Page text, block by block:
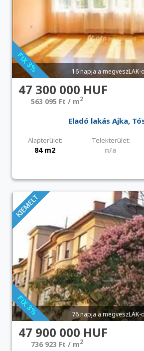
16 napja a megveszLAK-
47 300 000 HUF
563 095 Ft / m2
Eladó lakás Ajka,
Alapterület: Telekterület:
84 m2 n/a
76 napja a megveszLAK-
47 900 000 HUF
736 923 Ft / m2